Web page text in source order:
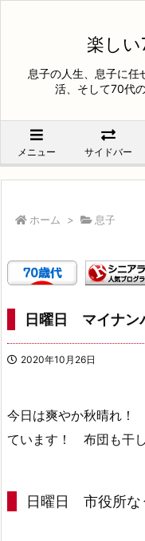
楽しい
息子の人生、息子に任
活、そして70代
メニュー サイドバー
ホーム > 息子
日曜日 マイナン
2020年10月26日
今日は爽やか秋晴れ
ています！ 布団も干し
日曜日 市役所な